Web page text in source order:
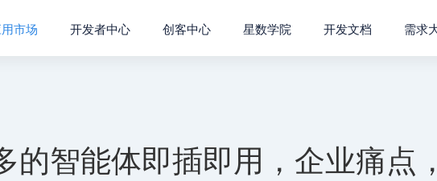
市场 开发者中心 创客中心 星数学院 开发文档 需求
的智能体即插即用，企业痛点